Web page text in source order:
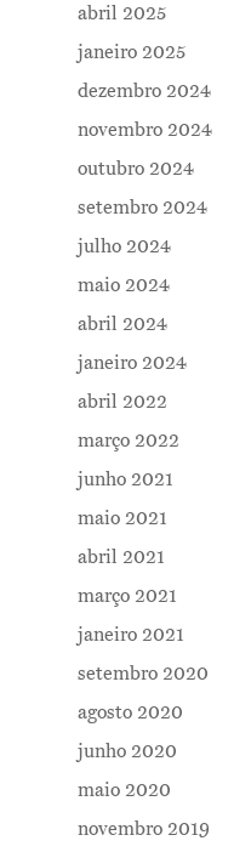
abril 2025
janeiro 2025
dezembro 2024
novembro 2024
outubro 2024
setembro 2024
julho 2024
maio 2024
abril 2024
janeiro 2024
abril 2022
março 2022
junho 2021
maio 2021
abril 2021
março 2021
janeiro 2021
setembro 2020
agosto 2020
junho 2020
maio 2020
novembro 2019